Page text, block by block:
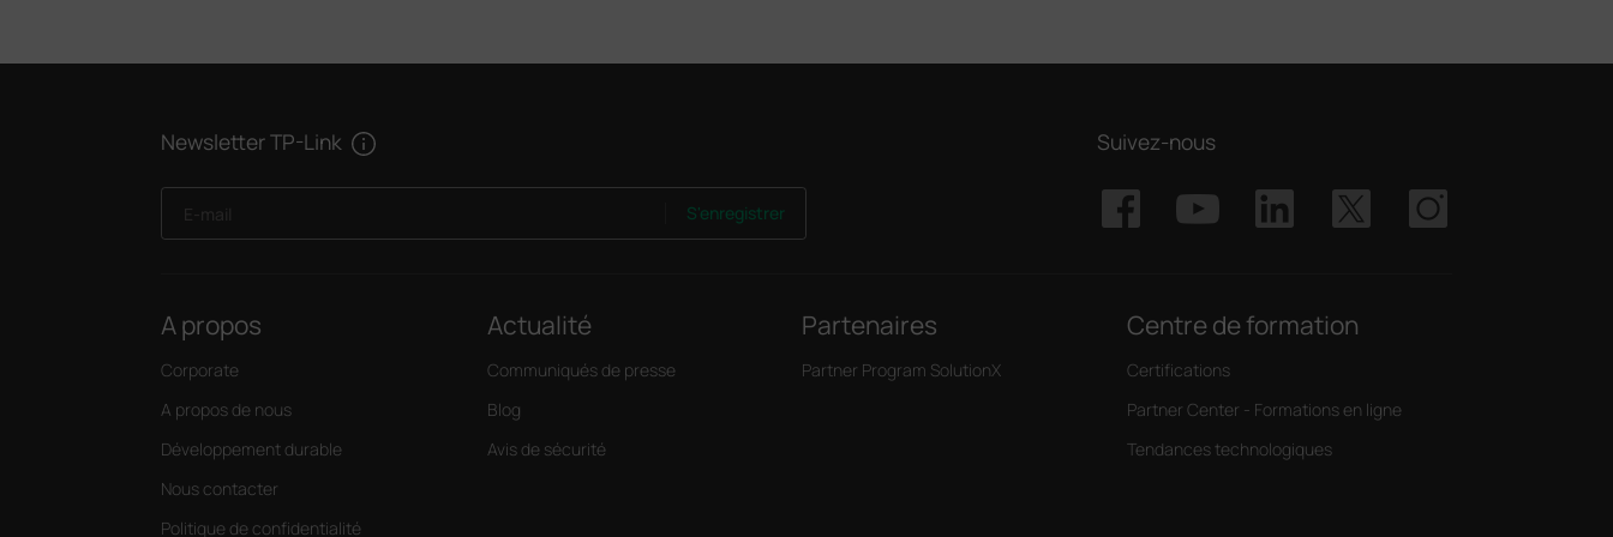
Newsletter TP-Link
S'enregistrer
Suivez-nous
A propos
Corporate
A propos de nous
Développement durable
Nous contacter
Politique de confidentialité
Actualité
Communiqués de presse
Blog
Avis de sécurité
Partenaires
Partner Program SolutionX
Centre de formation
Certifications
Partner Center - Formations en ligne
Tendances technologiques